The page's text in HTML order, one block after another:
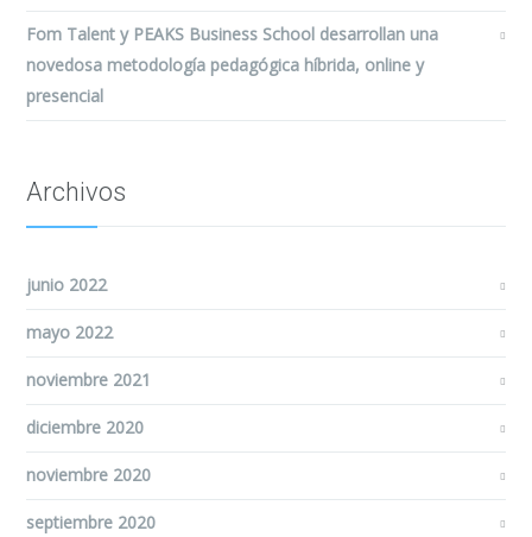
Fom Talent y PEAKS Business School desarrollan una
novedosa metodología pedagógica híbrida, online y
presencial
Archivos
junio 2022
mayo 2022
noviembre 2021
diciembre 2020
noviembre 2020
septiembre 2020